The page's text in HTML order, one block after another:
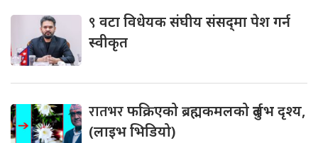
९ वटा विधेयक संघीय संसद्‌मा पेश गर्न
स्वीकृत
रातभरफक्रिएको ब्रह्मकमलको दुर्लभ दृश्य,
(लाइभ भिडियो)